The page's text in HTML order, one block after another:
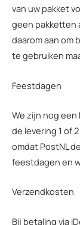
van uw pakket
geen pakketten
daarom aan om
te gebruiken
Feestdagen
We zijn nog
de levering 1 of
omdat PostNL
feestdagen en
Verzendkosten
Bij betaling via